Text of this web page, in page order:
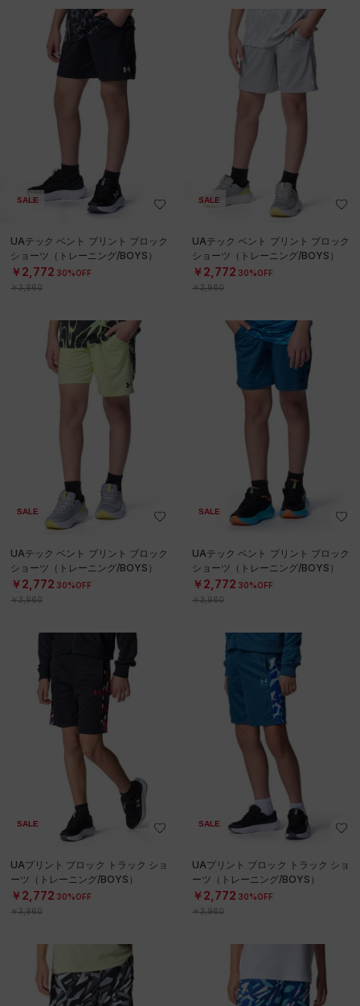
SALE
UAテック ベント プリント ブロック
ショーツ（トレーニング/BOYS）
￥2,772 30%OFF
￥3,960
SALE
UAテック ベント プリント ブロック
ショーツ（トレーニング/BOYS）
￥2,772 30%OFF
￥3,960
SALE
UAテック ベント プリント ブロック
ショーツ（トレーニング/BOYS）
￥2,772 30%OFF
￥3,960
SALE
UAテック ベント プリント ブロック
ショーツ（トレーニング/BOYS）
￥2,772 30%OFF
￥3,960
SALE
UAプリント ブロック トラック ショ
ーツ（トレーニング/BOYS）
￥2,772 30%OFF
￥3,960
SALE
UAプリント ブロック トラック ショ
ーツ（トレーニング/BOYS）
￥2,772 30%OFF
￥3,960